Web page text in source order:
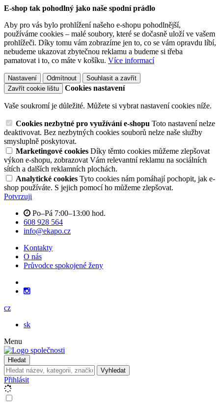
E-shop tak pohodlný jako naše spodní prádlo
Aby pro vás bylo prohlížení našeho e-shopu pohodlnější,
používáme cookies – malé soubory, které se dočasně uloží ve vašem
prohlížeči. Díky tomu vám zobrazíme jen to, co se vám opravdu líbí,
nebudeme ukazovat zbytečnou reklamu a budeme si třeba
pamatovat i to, co máte v košíku. Více informací
Nastavení Odmítnout
Souhlasit a zavřít
Zavřít cookie lištu
Cookies nastavení
Vaše soukromí je důležité. Můžete si vybrat nastavení cookies níže.
Cookies nezbytné pro využívání e-shopu Toto nastavení nelze
deaktivovat. Bez nezbytných cookies souborů nelze naše služby
smysluplně poskytovat.
Marketingové cookies Díky těmto cookies můžeme zlepšovat
výkon e-shopu, zobrazovat Vám relevantní reklamu na sociálních
sítích a dalších reklamních plochách.
Analytické cookies Tyto cookies nám pomáhají pochopit, jak e-
shop používáte. S jejich pomocí ho můžeme zlepšovat.
Potvrzuji
Po–Pá 7:00–13:00 hod.
608 928 564
info@ekapo.cz
Kontakty
O nás
Průvodce spokojené ženy
cz
sk
Menu
Hledat
Vyhledat
Přihlásit